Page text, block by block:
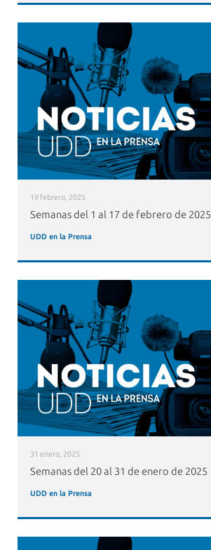
19 febrero, 2025
Semanas del 1 al 17 de febrero de 2025
UDD en la Prensa
31 enero, 2025
Semanas del 20 al 31 de enero de 2025
UDD en la Prensa